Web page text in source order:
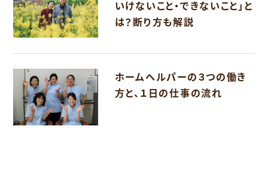
いけないこと・できないこと」と
は？断り方も解説
ホームヘルパーの３つの働き
方と、１日の仕事の流れ